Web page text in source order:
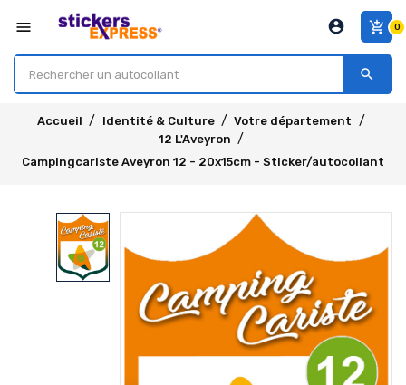
menu add_shopping_cart 0
account_circle
search
Accueil Identité & Culture
Votre département
12 L'Aveyron
Campingcariste Aveyron 12 - 20x15cm - Sticker/autocollant